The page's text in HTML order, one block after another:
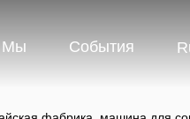
Мы События